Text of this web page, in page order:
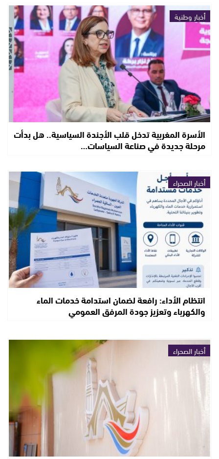
أخبار وطنية
الأسرة المغربية تدخل قلب الأجندة السياسية.. هل بدأت
مرحلة جديدة في صناعة السياسات…
أخبار الصحراء
انتظام الأداء: رافعة لضمان استدامة خدمات الماء
والكهرباء وتعزيز جودة المرفق العمومي
أخبار الصحراء